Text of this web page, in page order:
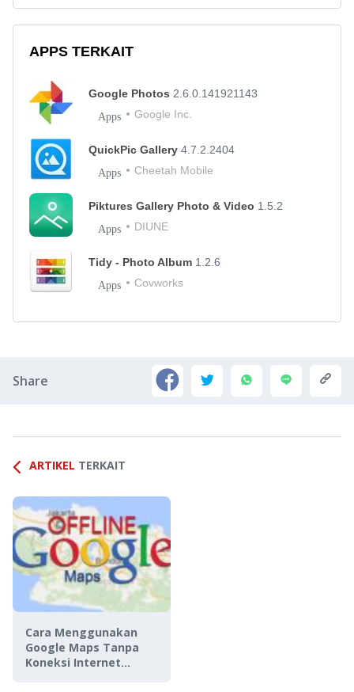
APPS TERKAIT
Google Photos 2.6.0.141921143
Apps Google Inc.
QuickPic Gallery 4.7.2.2404
Apps Cheetah Mobile
Piktures Gallery Photo & Video 1.5.2
Apps DIUNE
Tidy - Photo Album 1.2.6
Apps Covworks
Share
ARTIKEL TERKAIT
Cara Menggunakan
Google Maps Tanpa
Koneksi Internet